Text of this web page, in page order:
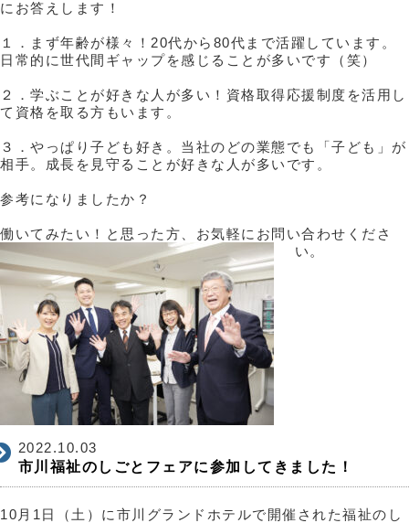
にお答えします！
１．まず年齢が様々！20代から80代まで活躍しています。
日常的に世代間ギャップを感じることが多いです（笑）
２．学ぶことが好きな人が多い！資格取得応援制度を活用し
て資格を取る方もいます。
３．やっぱり子ども好き。当社のどの業態でも「子ども」が
相手。成長を見守ることが好きな人が多いです。
参考になりましたか？
働いてみたい！と思った方、お気軽にお問い合わせくださ
い。
2022.10.03
市川福祉のしごとフェアに参加してきました！
10月1日（土）に市川グランドホテルで開催された福祉のし